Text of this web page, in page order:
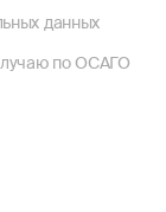
данных
по ОСАГО